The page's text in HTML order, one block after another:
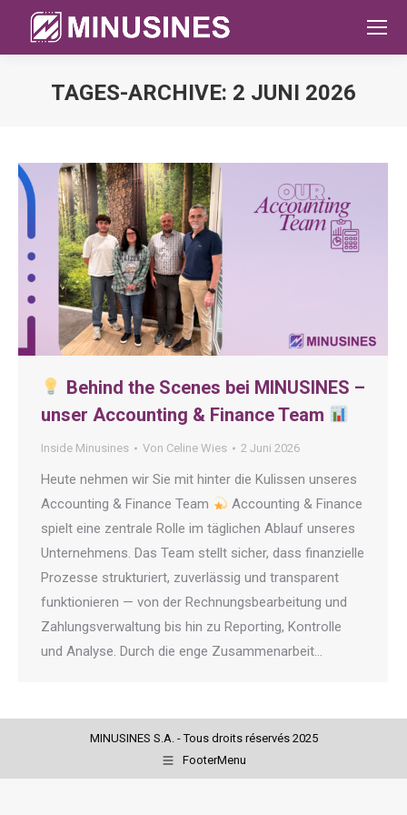
TAGES-ARCHIVE: 2 JUNI 2026
Behind the Scenes bei MINUSINES –
unser Accounting & Finance Team
Inside Minusines Von Celine Wies 2 Juni 2026
Heute nehmen wir Sie mit hinter die Kulissen unseres
Accounting & Finance Team
Accounting & Finance
spielt eine zentrale Rolle im täglichen Ablauf unseres
Unternehmens. Das Team stellt sicher, dass finanzielle
Prozesse strukturiert, zuverlässig und transparent
funktionieren — von der Rechnungsbearbeitung und
Zahlungsverwaltung bis hin zu Reporting, Kontrolle
und Analyse. Durch die enge Zusammenarbeit…
MINUSINES S.A. - Tous droits réservés 2025
FooterMenu